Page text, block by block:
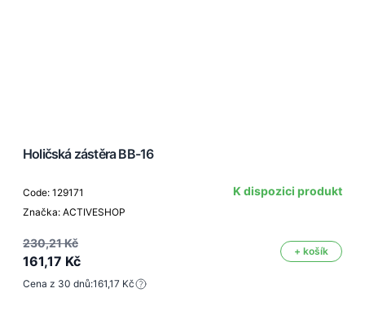
Holičská zástěra BB-16
Code: 129171
Značka: ACTIVESHOP
K dispozici produkt
230,21 Kč
161,17 Kč
+ košík
Cena z 30 dnů:161,17 Kč